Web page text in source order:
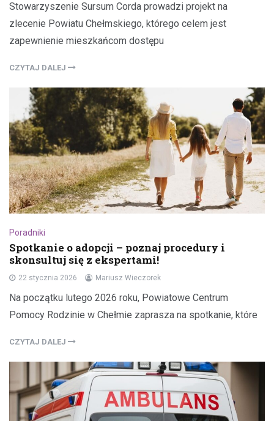
Stowarzyszenie Sursum Corda prowadzi projekt na
zlecenie Powiatu Chełmskiego, którego celem jest
zapewnienie mieszkańcom dostępu
CZYTAJ DALEJ
Poradniki
Spotkanie o adopcji – poznaj procedury i
skonsultuj się z ekspertami!
22 stycznia 2026 Mariusz Wieczorek
Na początku lutego 2026 roku, Powiatowe Centrum
Pomocy Rodzinie w Chełmie zaprasza na spotkanie, które
CZYTAJ DALEJ